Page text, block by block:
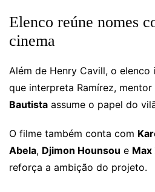
Elenco reúne nomes
cinema
Além de Henry Cavill, o elenco
que interpreta Ramírez,
Bautista assume o papel do
O filme também conta com
Abela, Djimon Hounsou e Max
reforça a ambição do projeto.